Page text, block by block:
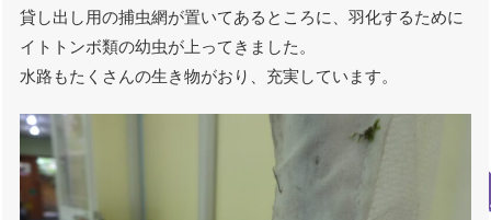
貸し出し用の捕虫網が置いてあるところに、羽化するために
イトトンボ類の幼虫が上ってきました。
水路もたくさんの生き物がおり、充実しています。